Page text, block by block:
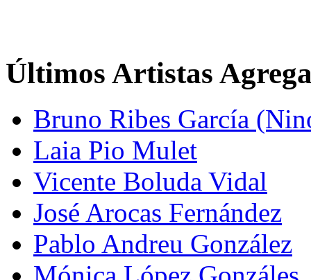
Últimos Artistas
Bruno Ribes García
Laia Pio Mulet
Vicente Boluda Vidal
José Arocas Fernández
Pablo Andreu González